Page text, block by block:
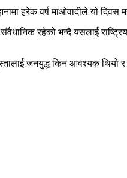
हरेक वर्ष माओवादीले यो दिवस
रहेको भन्दै यसलाई
जनयुद्ध किन आवश्यक थियो